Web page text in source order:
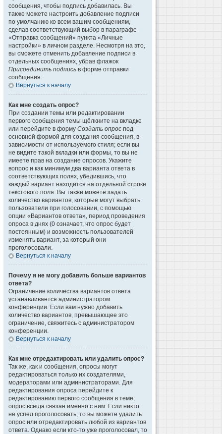
сообщения, чтобы подпись добавилась. Вы
также можете настроить добавление подписи
по умолчанию ко всем вашим сообщениям,
сделав соответствующий выбор в параграфе
«Отправка сообщений» пункта «Личные
настройки» в личном разделе. Несмотря на это,
вы сможете отменить добавление подписи в
отдельных сообщениях, убрав флажок
Присоединить подпись в форме отправки
сообщения.
Вернуться к началу
Как мне создать опрос?
При создании темы или редактировании
первого сообщения темы щёлкните на вкладке
или перейдите в форму Создать опрос под
основной формой для создания сообщения, в
зависимости от используемого стиля; если вы
не видите такой вкладки или формы, то вы не
имеете прав на создание опросов. Укажите
вопрос и как минимум два варианта ответа в
соответствующих полях, убедившись, что
каждый вариант находится на отдельной строке
текстового поля. Вы также можете задать
количество вариантов, которые могут выбрать
пользователи при голосовании, с помощью
опции «Вариантов ответа», период проведения
опроса в днях (0 означает, что опрос будет
постоянным) и возможность пользователей
изменять вариант, за который они
проголосовали.
Вернуться к началу
Почему я не могу добавить больше вариантов
ответа?
Ограничение количества вариантов ответа
устанавливается администратором
конференции. Если вам нужно добавить
количество вариантов, превышающее это
ограничение, свяжитесь с администратором
конференции.
Вернуться к началу
Как мне отредактировать или удалить опрос?
Так же, как и сообщения, опросы могут
редактироваться только их создателями,
модераторами или администраторами. Для
редактирования опроса перейдите к
редактированию первого сообщения в теме;
опрос всегда связан именно с ним. Если никто
не успел проголосовать, то вы можете удалить
опрос или отредактировать любой из вариантов
ответа. Однако если кто-то уже проголосовал, то